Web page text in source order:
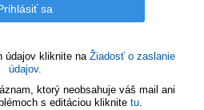
údajov kliknite na Žiadosť o zaslanie
údajov.
ktorý neobsahuje váš mail ani
s editáciou kliknite tu.